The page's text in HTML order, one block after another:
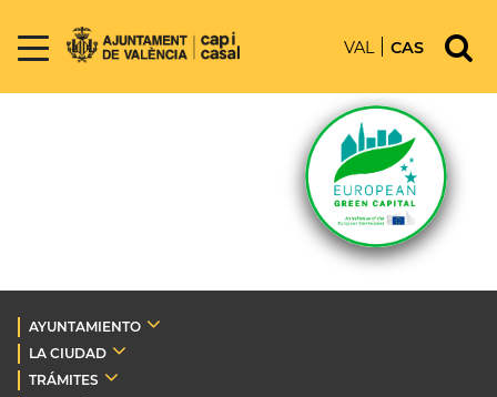
VAL CAS
AYUNTAMIENTO
LA CIUDAD
TRÁMITES